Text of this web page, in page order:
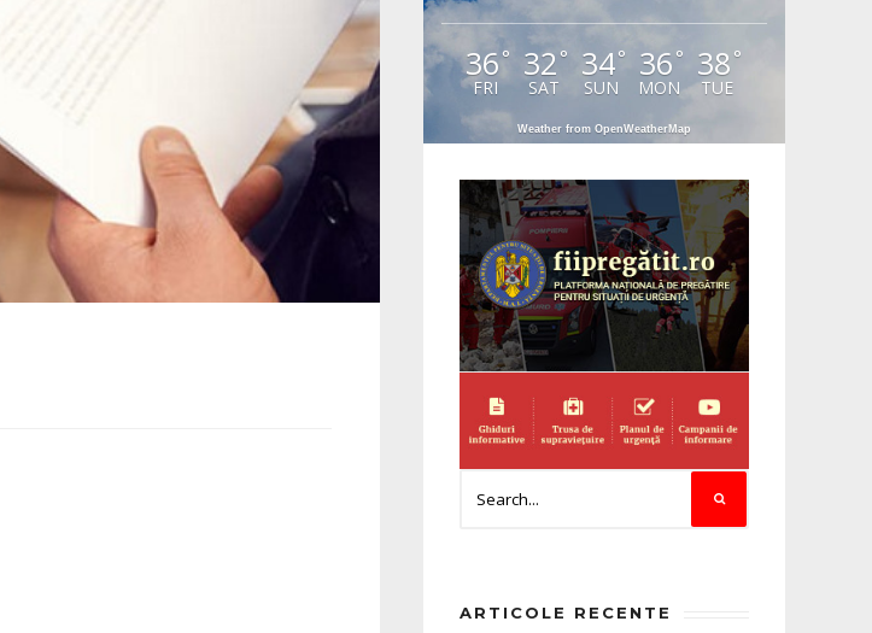
36°
FRI
32 °
SAT
34°
SUN
36 °
MON
38 °
TUE
Weather from OpenWeatherMap
ARTICOLE RECENTE